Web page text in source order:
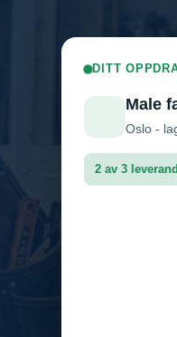
DITT
Male
Oslo -
2 av 3